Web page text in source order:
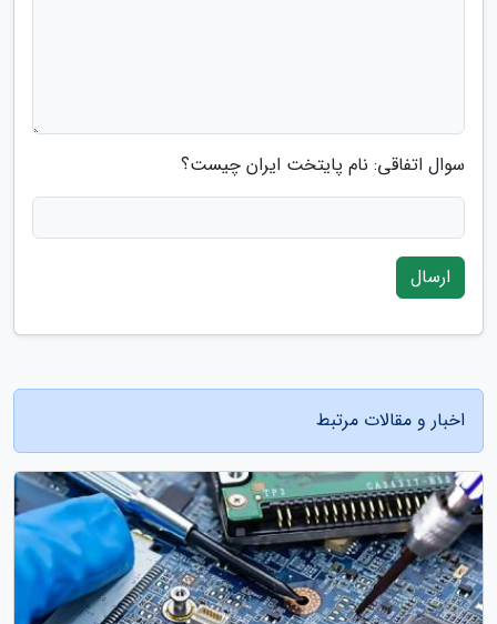
سوال اتفاقی: نام پایتخت ایران چیست؟
ارسال
اخبار و مقالات مرتبط